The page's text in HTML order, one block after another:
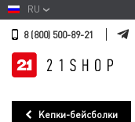
RU
8 (800) 500-89-21
Кепки-бейсболки